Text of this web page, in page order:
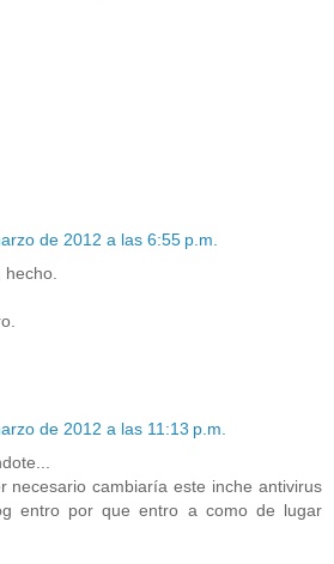
de 2012 a las 6:55 p.m.
de 2012 a las 11:13 p.m.
necesario cambiaría este inche antivirus
entro por que entro a como de lugar